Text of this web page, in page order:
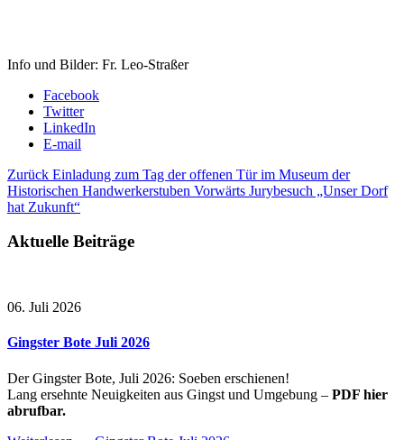
Info und Bilder: Fr. Leo-Straßer
Facebook
Twitter
LinkedIn
E-mail
Zurück Einladung zum Tag der offenen Tür im Museum der
Historischen Handwerkerstuben Vorwärts Jurybesuch „Unser Dorf
hat Zukunft“
Aktuelle Beiträge
06. Juli 2026
Gingster Bote Juli 2026
Der Gingster Bote, Juli 2026: Soeben erschienen!
Lang ersehnte Neuigkeiten aus Gingst und Umgebung – PDF hier
abrufbar.